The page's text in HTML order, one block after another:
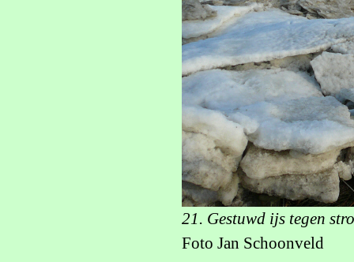
21. Gestuwd ijs tegen
Foto Jan Schoonveld